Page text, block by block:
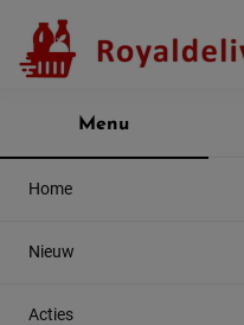
content
Menu
Home
Nieuw
Acties